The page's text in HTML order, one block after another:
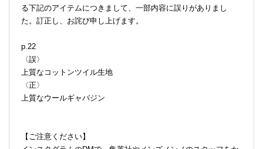
る下記のアイテムにつきまして、一部内容に誤りがありまし
た。訂正し、お詫び申し上げます。
p.22
〈誤〉
上質なコットンツイル生地
〈正〉
上質なウールギャバジン
【ご注意ください】